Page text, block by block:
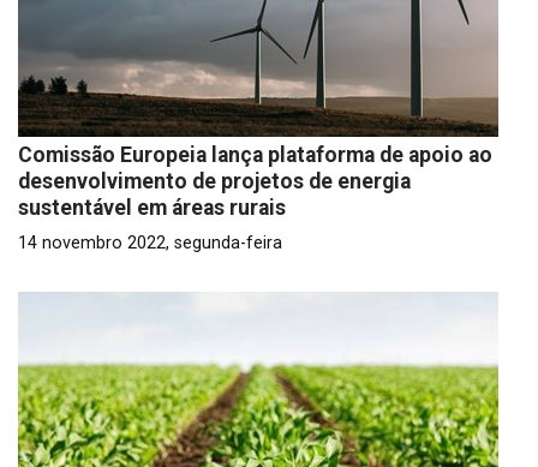
Comissão Europeia lança plataforma de apoio ao
desenvolvimento de projetos de energia
sustentável em áreas rurais
14 novembro 2022, segunda-feira